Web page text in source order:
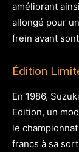
améliorant
allongé pour
frein avant
Édition
En 1986,
Edition, un
le
francs à sa